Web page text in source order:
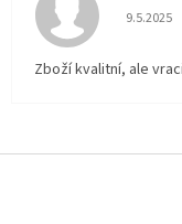
9.5.2025
Zboží kvalitní, ale